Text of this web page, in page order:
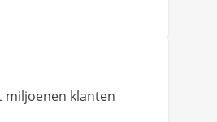
miljoenen klanten